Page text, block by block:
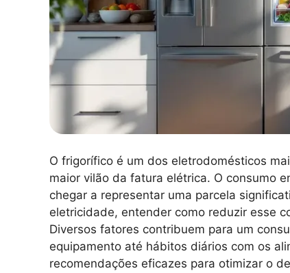
O frigorífico é um dos eletrodomésticos
maior vilão da fatura elétrica. O consumo
chegar a representar uma parcela
eletricidade, entender como reduzir esse
Diversos fatores contribuem para um
equipamento até hábitos diários com os
recomendações eficazes para otimizar o